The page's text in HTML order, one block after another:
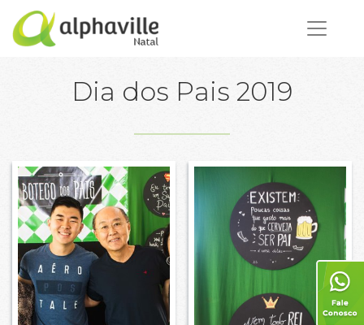
Dia dos Pais 2019